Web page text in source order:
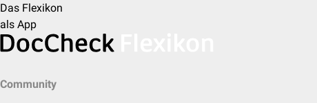
Das Flexikon
als App
Community